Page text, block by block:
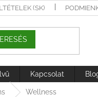
(SK)
Kapcsolat
Wellness